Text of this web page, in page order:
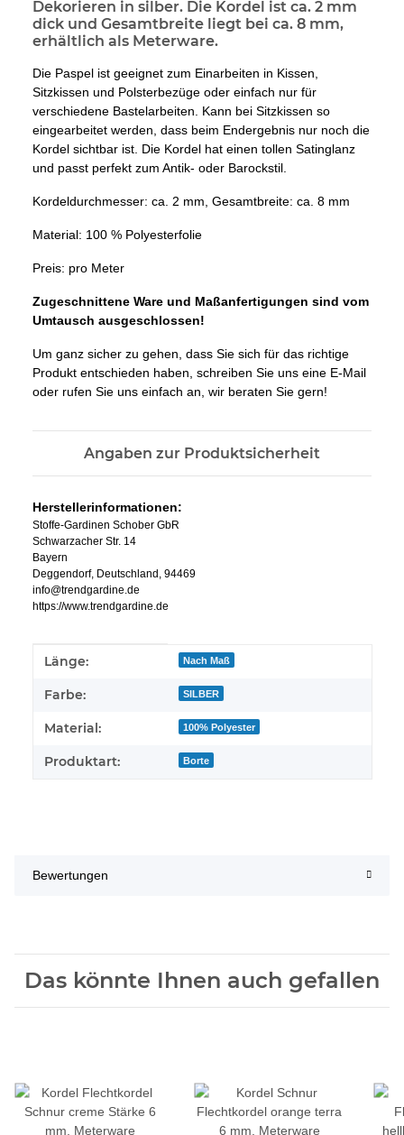
Dekorieren in silber. Die Kordel ist ca. 2 mm
dick und Gesamtbreite liegt bei ca. 8 mm,
erhältlich als Meterware.
Die Paspel ist geeignet zum Einarbeiten in Kissen,
Sitzkissen und Polsterbezüge oder einfach nur für
verschiedene Bastelarbeiten. Kann bei Sitzkissen so
eingearbeitet werden, dass beim Endergebnis nur noch die
Kordel sichtbar ist. Die Kordel hat einen tollen Satinglanz
und passt perfekt zum Antik- oder Barockstil.
Kordeldurchmesser: ca. 2 mm, Gesamtbreite: ca. 8 mm
Material: 100 % Polyesterfolie
Preis: pro Meter
Zugeschnittene Ware und Maßanfertigungen sind vom
Umtausch ausgeschlossen!
Um ganz sicher zu gehen, dass Sie sich für das richtige
Produkt entschieden haben, schreiben Sie uns eine E-Mail
oder rufen Sie uns einfach an, wir beraten Sie gern!
Angaben zur Produktsicherheit
Herstellerinformationen:
Stoffe-Gardinen Schober GbR
Schwarzacher Str. 14
Bayern
Deggendorf, Deutschland, 94469
info@trendgardine.de
https://www.trendgardine.de
Produkteigenschaft
Wert
Länge: Nach Maß
Farbe: SILBER
Material: 100% Polyester
Produktart: Borte
Bewertungen
Das könnte Ihnen auch gefallen